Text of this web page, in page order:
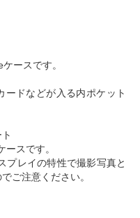
ースです。
ードなどが入る内ポケット
スです。
プレイの特性で撮影写真と
ご注意ください。